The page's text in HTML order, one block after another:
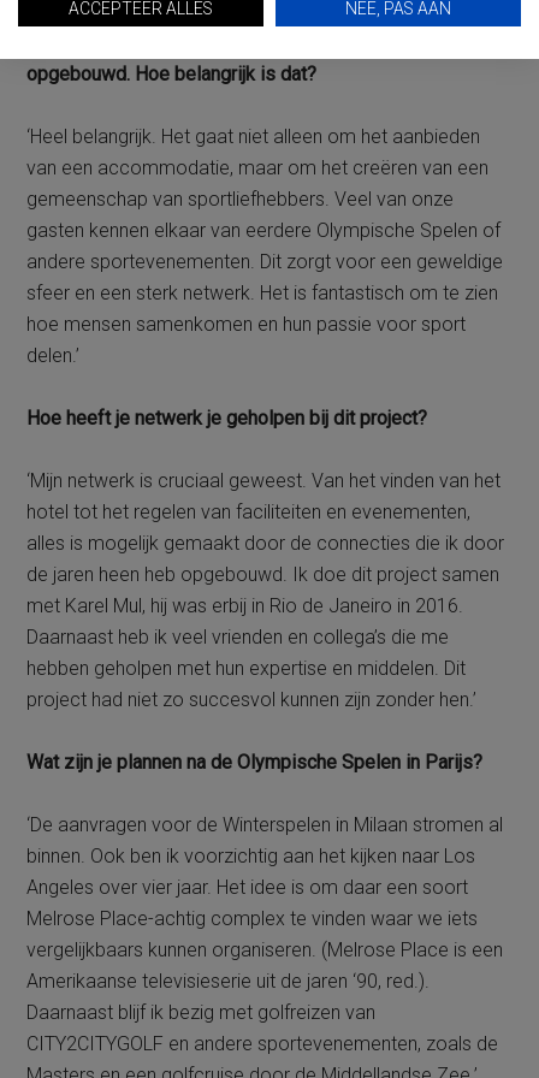
opgebouwd. Hoe belangrijk is dat?
‘Heel belangrijk. Het gaat niet alleen om het aanbieden
van een accommodatie, maar om het creëren van een
gemeenschap van sportliefhebbers. Veel van onze
gasten kennen elkaar van eerdere Olympische Spelen of
andere sportevenementen. Dit zorgt voor een geweldige
sfeer en een sterk netwerk. Het is fantastisch om te zien
hoe mensen samenkomen en hun passie voor sport
delen.’
Hoe heeft je netwerk je geholpen bij dit project?
‘Mijn netwerk is cruciaal geweest. Van het vinden van het
hotel tot het regelen van faciliteiten en evenementen,
alles is mogelijk gemaakt door de connecties die ik door
de jaren heen heb opgebouwd. Ik doe dit project samen
met Karel Mul, hij was erbij in Rio de Janeiro in 2016.
Daarnaast heb ik veel vrienden en collega’s die me
hebben geholpen met hun expertise en middelen. Dit
project had niet zo succesvol kunnen zijn zonder hen.’
Wat zijn je plannen na de Olympische Spelen in Parijs?
‘De aanvragen voor de Winterspelen in Milaan stromen al
binnen. Ook ben ik voorzichtig aan het kijken naar Los
Angeles over vier jaar. Het idee is om daar een soort
Melrose Place-achtig complex te vinden waar we iets
vergelijkbaars kunnen organiseren. (Melrose Place is een
Amerikaanse televisieserie uit de jaren ‘90, red.).
Daarnaast blijf ik bezig met golfreizen van
CITY2CITYGOLF en andere sportevenementen, zoals de
ACCEPTEER ALLES NEE, PAS AAN